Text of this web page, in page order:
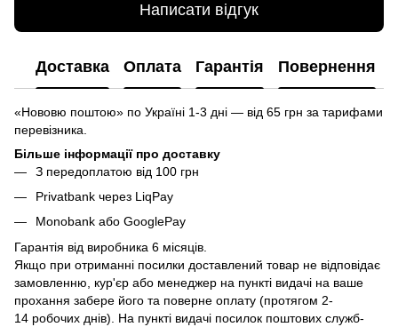
Написати відгук
Доставка Оплата Гарантія Повернення
«Нововю поштою» по Україні 1-3 дні — від 65 грн за тарифами
перевізника.
Більше інформації про доставку
З передоплатою від 100 грн
Privatbank через LiqPay
Monobank або GooglePay
Гарантія від виробника 6 місяців.
Якщо при отриманні посилки доставлений товар не відповідає
замовленню, кур'єр або менеджер на пункті видачі на ваше
прохання забере його та поверне оплату (протягом 2-
14 робочих днів). На пункті видачі посилок поштових служб-